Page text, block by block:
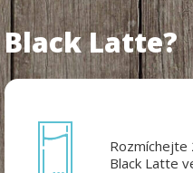
Black Latte?
Rozmíchejte
Black Latte